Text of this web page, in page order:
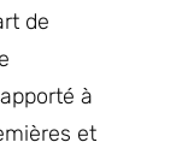
de
à
et